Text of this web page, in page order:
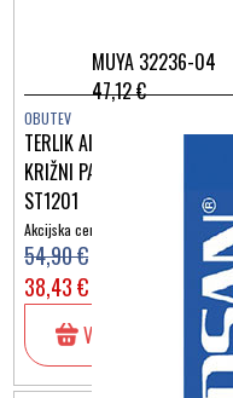
MUYA 32236-04
47,12 €
OBUTEV
TERLIK AIRLIGHT MASSAGE
KRIŽNI PAŠČEK PIKAPOLONICA
ST1201
Akcijska cena:
54,90 €
38,43 €
V košarico